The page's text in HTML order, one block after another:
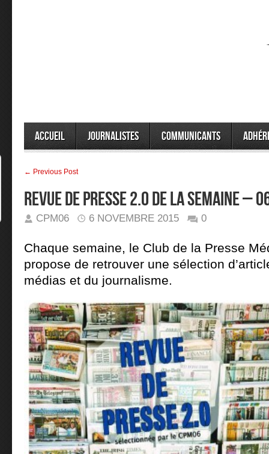
Accueil Journalistes Communicants
← Previous Post
REVUE DE PRESSE 2.0 DE LA SEMAINE
CPM06 6 NOVEMBRE 2015 0
Chaque semaine, le Club de la Presse
propose de retrouver une sélection
médias et du journalisme.